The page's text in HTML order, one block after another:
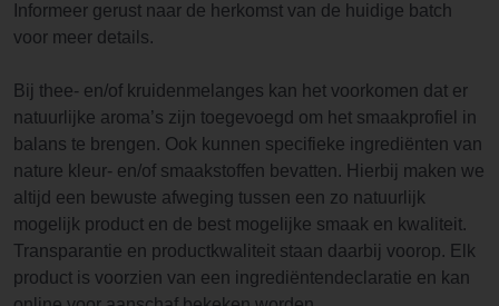
Informeer gerust naar de herkomst van de huidige batch
voor meer details.
Bij thee- en/of kruidenmelanges kan het voorkomen dat er
natuurlijke aroma’s zijn toegevoegd om het smaakprofiel in
balans te brengen. Ook kunnen specifieke ingrediënten van
nature kleur- en/of smaakstoffen bevatten. Hierbij maken we
altijd een bewuste afweging tussen een zo natuurlijk
mogelijk product en de best mogelijke smaak en kwaliteit.
Transparantie en productkwaliteit staan daarbij voorop. Elk
product is voorzien van een ingrediëntendeclaratie en kan